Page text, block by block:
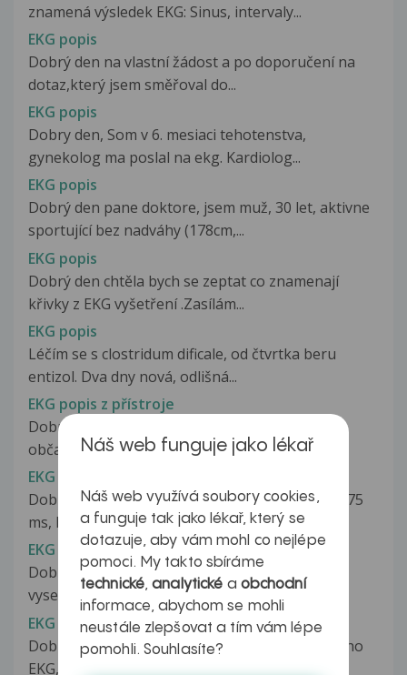
znamená výsledek EKG: Sinus, intervaly...
EKG popis
Dobrý den na vlastní žádost a po doporučení na
dotaz,který jsem směřoval do...
EKG popis
Dobry den, Som v 6. mesiaci tehotenstva,
gynekolog ma poslal na ekg. Kardiolog...
EKG popis
Dobrý den pane doktore, jsem muž, 30 let, aktivne
sportující bez nadváhy (178cm,...
EKG popis
Dobrý den chtěla bych se zeptat co znamenají
křivky z EKG vyšetření .Zasílám...
EKG popis
Léčím se s clostridum dificale, od čtvrtka beru
entizol. Dva dny nová, odlišná...
EKG popis z přístroje
Dobrý den, byl jsem na vyšetření EKG kvůli
občasnému škubnutí v srdci, které...
EKG u 6ti letého dítěte
Dobrý den, prosím o vysvětlení vyštření EKG: P 75
ms, PQ 143 ms, QRS 66 ms...
EKG vysetreni
Dobry den, byla jsem dnes na kontrolnim EKG
vysetreni (gravidita pocatek 7....
EKG výsledky
Dobrý den, prosím o vyhodnocení výsledků mého
EKG, ke kterému jsem bohužel nedostala...
Náš web funguje jako lékař
Náš web využívá soubory cookies,
a funguje tak jako lékař, který se
dotazuje, aby vám mohl co nejlépe
pomoci. My takto sbíráme
technické,analytické a obchodní
informace, abychom se mohli
neustále zlepšovat a tím vám lépe
pomohli. Souhlasíte?